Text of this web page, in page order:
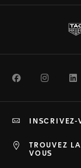
Facebook
TROUVEZ
VOUS
INSCRIVEZ-